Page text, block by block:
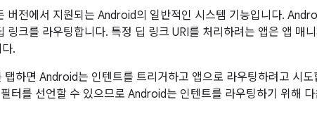
버전에서 지원되는 Android의 일반적인 시스템 기능입니다.
링크를 라우팅합니다. 특정 딥 링크 URI를 처리하려는 앱은 앱 매
.
탭하면 Android는 인텐트를 트리거하고 앱으로 라우팅하려고 시도
터를 선언할 수 있으므로 Android는 인텐트를 라우팅하기 위해